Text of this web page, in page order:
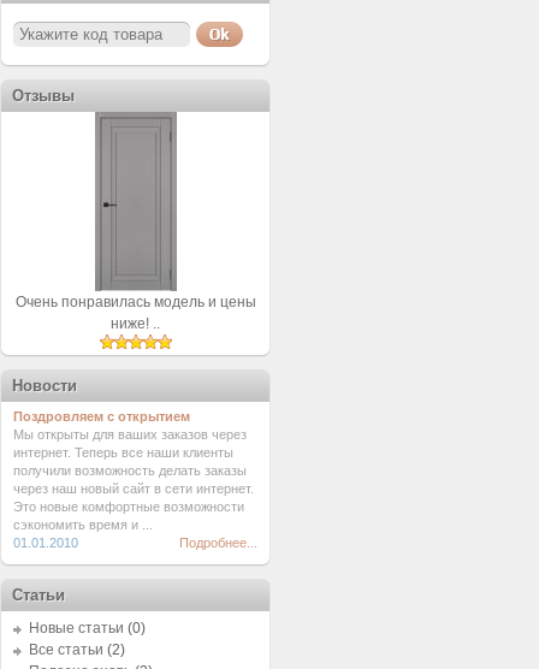
Отзывы
Очень понравилась модель и цены
ниже! ..
Новости
Поздровляем с открытием
Мы открыты для ваших заказов через
интернет. Теперь все наши клиенты
получили возможность делать заказы
через наш новый сайт в сети интернет.
Это новые комфортные возможности
сэкономить время и ...
01.01.2010
Подробнее...
Статьи
Новые статьи (0)
Все статьи (2)